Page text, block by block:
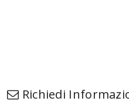
Richiedi